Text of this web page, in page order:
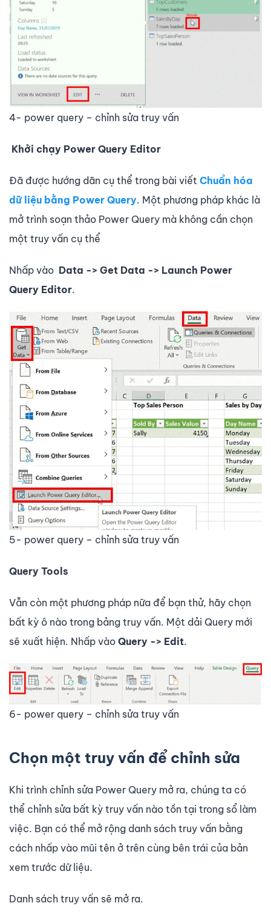
4- power query – chỉnh sửa truy vấn
Khởi chạy Power Query Editor
Đã được hướng dãn cụ thể trong bài viết Chuẩn hóa
dữ liệu bằng Power Query. Một phương pháp khác là
mở trình soạn thảo Power Query mà không cần chọn
một truy vấn cụ thể
Nhấp vào Data -> Get Data -> Launch Power
Query Editor.
5- power query – chỉnh sửa truy vấn
Query Tools
Vẫn còn một phương pháp nữa để bạn thử, hãy chọn
bất kỳ ô nào trong bảng truy vấn. Một dải Query mới
sẽ xuất hiện. Nhấp vào Query -> Edit.
6- power query – chỉnh sửa truy vấn
Chọn một truy vấn để chỉnh sửa
Khi trình chỉnh sửa Power Query mở ra, chúng ta có
thể chỉnh sửa bất kỳ truy vấn nào tồn tại trong sổ làm
việc. Bạn có thể mở rộng danh sách truy vấn bằng
cách nhấp vào mũi tên ở trên cùng bên trái của bản
xem trước dữ liệu.
Danh sách truy vấn sẽ mở ra.